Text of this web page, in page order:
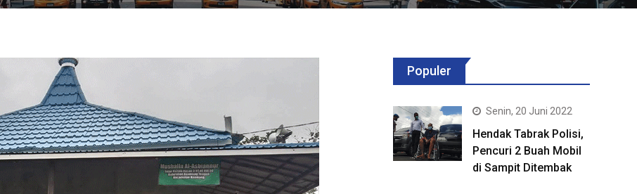
Populer
Senin, 20 Juni 2022
Hendak Tabrak Polisi,
Pencuri 2 Buah Mobil
di Sampit Ditembak